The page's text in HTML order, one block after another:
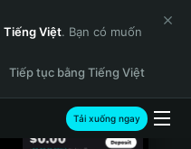
Tiếng Việt. Bạn có muốn
Tiếp tục bằng Tiếng Việt
Tải xuống ngay